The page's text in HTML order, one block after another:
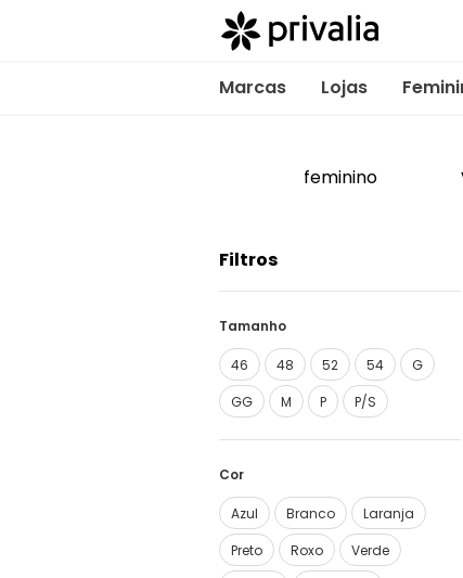
Marcas Lojas
feminino
Filtros
Tamanho
46 48 52 54
G
GG
M P P/S
Cor
Azul Branco
Laranja
Preto
Roxo
Verde